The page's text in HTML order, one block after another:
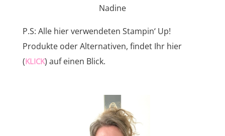
Nadine
P.S: Alle hier verwendeten Stampin‘ Up!
Produkte oder Alternativen, findet Ihr hier
(KLICK) auf einen Blick.